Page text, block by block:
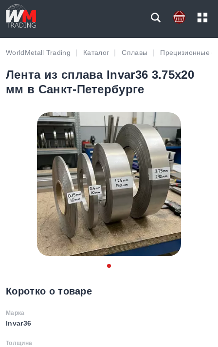
WorldMetall Trading Каталог Сплавы Прецизионные
Лента из сплава Invar36 3.75х20
мм в Санкт-Петербурге
Коротко о товаре
Марка
Invar36
Толщина